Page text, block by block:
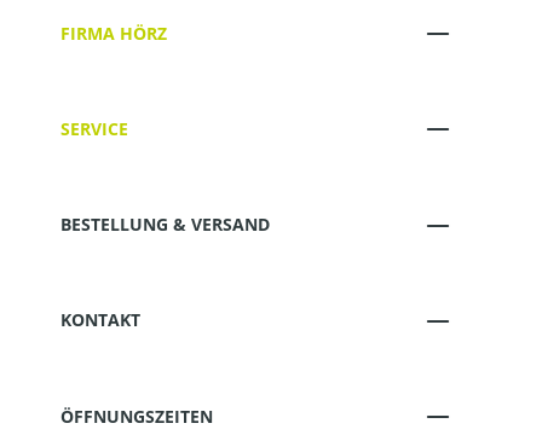
FIRMA HÖRZ
SERVICE
BESTELLUNG & VERSAND
KONTAKT
ÖFFNUNGSZEITEN